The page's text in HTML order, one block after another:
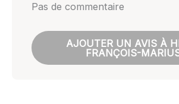
Pas de commentaire
AJOUTER UN AVIS À
FRANÇOIS-